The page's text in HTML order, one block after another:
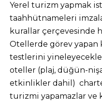
Yerel turizm yapmak
taahhütnameleri
kurallar çerçevesinde
Otellerde görev yapan
testlerini
oteller (plaj, düğün-
etkinlikler dahil)
turizmi yapamazlar ve